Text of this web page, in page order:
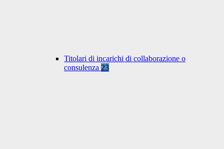
Titolari di incarichi di collaborazione o
consulenza 23